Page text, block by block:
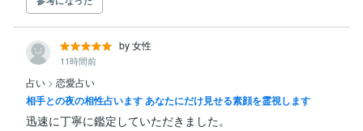
by 女性
11時間前
占い > 恋愛占い
相手との夜の相性占います あなたにだけ見せる素顔を霊視します
迅速に丁寧に鑑定していただきました。